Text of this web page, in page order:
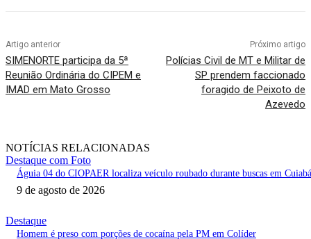
Artigo anterior
SIMENORTE participa da 5ª
Reunião Ordinária do CIPEM e
IMAD em Mato Grosso
Próximo artigo
Polícias Civil de MT e Militar de
SP prendem faccionado
foragido de Peixoto de
Azevedo
NOTÍCIAS RELACIONADAS
Destaque com Foto
Águia 04 do CIOPAER localiza veículo roubado durante buscas em Cuiabá
9 de agosto de 2026
Destaque
Homem é preso com porções de cocaína pela PM em Colíder